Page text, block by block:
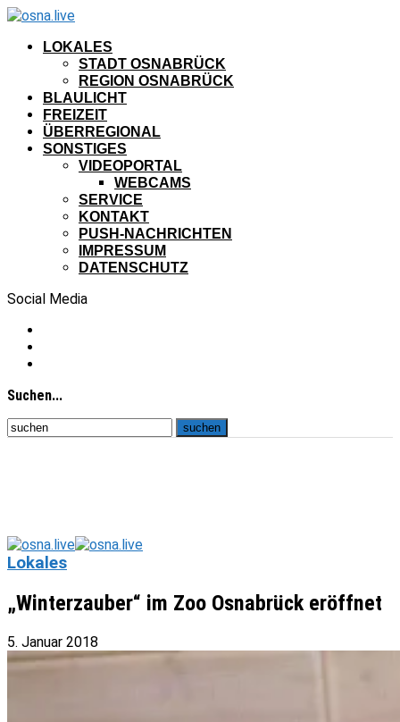
LOKALES
STADT OSNABRÜCK
REGION OSNABRÜCK
BLAULICHT
FREIZEIT
ÜBERREGIONAL
SONSTIGES
VIDEOPORTAL
WEBCAMS
SERVICE
KONTAKT
PUSH-NACHRICHTEN
IMPRESSUM
DATENSCHUTZ
Social Media
Suchen...
osna.live
Lokales
„Winterzauber“ im Zoo Osnabrück eröffnet
5. Januar 2018